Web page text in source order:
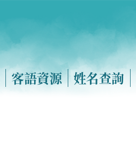
客語資源 姓名查詢